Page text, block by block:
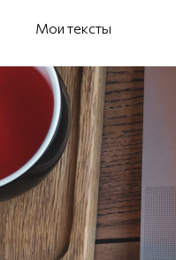
Мои тексты